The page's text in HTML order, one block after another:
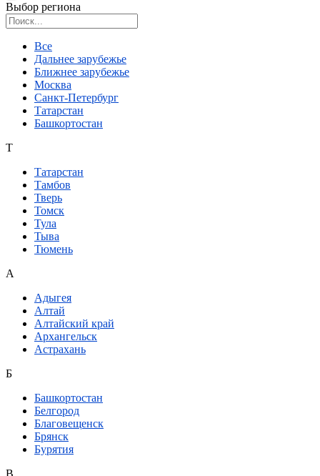
Выбор региона
Все
Дальнее зарубежье
Ближнее зарубежье
Москва
Санкт-Петербург
Татарстан
Башкортостан
Т
Татарстан
Тамбов
Тверь
Томск
Тула
Тыва
Тюмень
А
Адыгея
Алтай
Алтайский край
Архангельск
Астрахань
Б
Башкортостан
Белгород
Благовещенск
Брянск
Бурятия